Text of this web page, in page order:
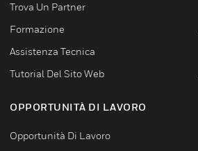
Trova Un Partner
Formazione
Assistenza Tecnica
Tutorial Del Sito Web
OPPORTUNITÀ DI LAVORO
Opportunità Di Lavoro